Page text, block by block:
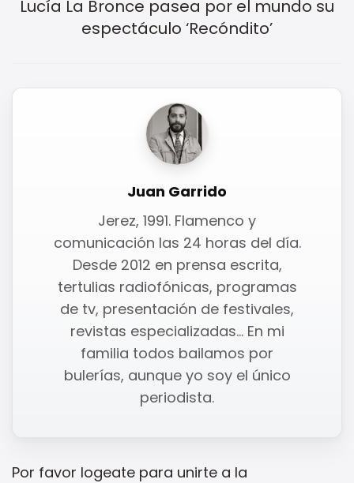
Lucía La Bronce pasea por el mundo su
espectáculo ‘Recóndito’
Juan Garrido
Jerez, 1991. Flamenco y
comunicación las 24 horas del día.
Desde 2012 en prensa escrita,
tertulias radiofónicas, programas
de tv, presentación de festivales,
revistas especializadas... En mi
familia todos bailamos por
bulerías, aunque yo soy el único
periodista.
Por favor logeate para unirte a la